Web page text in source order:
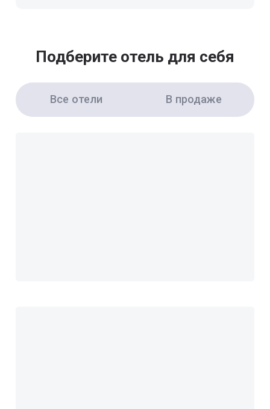
Подберите отель для себя
Все отели В продаже